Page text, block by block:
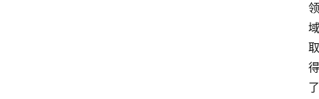
领
域
取
得
了